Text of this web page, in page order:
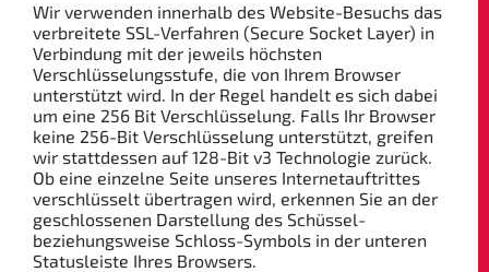
Wir verwenden innerhalb des Website-Besuchs das
verbreitete SSL-Verfahren (Secure Socket Layer) in
Verbindung mit der jeweils höchsten
Verschlüsselungsstufe, die von Ihrem Browser
unterstützt wird. In der Regel handelt es sich dabei
um eine 256 Bit Verschlüsselung. Falls Ihr Browser
keine 256-Bit Verschlüsselung unterstützt, greifen
wir stattdessen auf 128-Bit v3 Technologie zurück.
Ob eine einzelne Seite unseres Internetauftrittes
verschlüsselt übertragen wird, erkennen Sie an der
geschlossenen Darstellung des Schüssel-
beziehungsweise Schloss-Symbols in der unteren
Statusleiste Ihres Browsers.